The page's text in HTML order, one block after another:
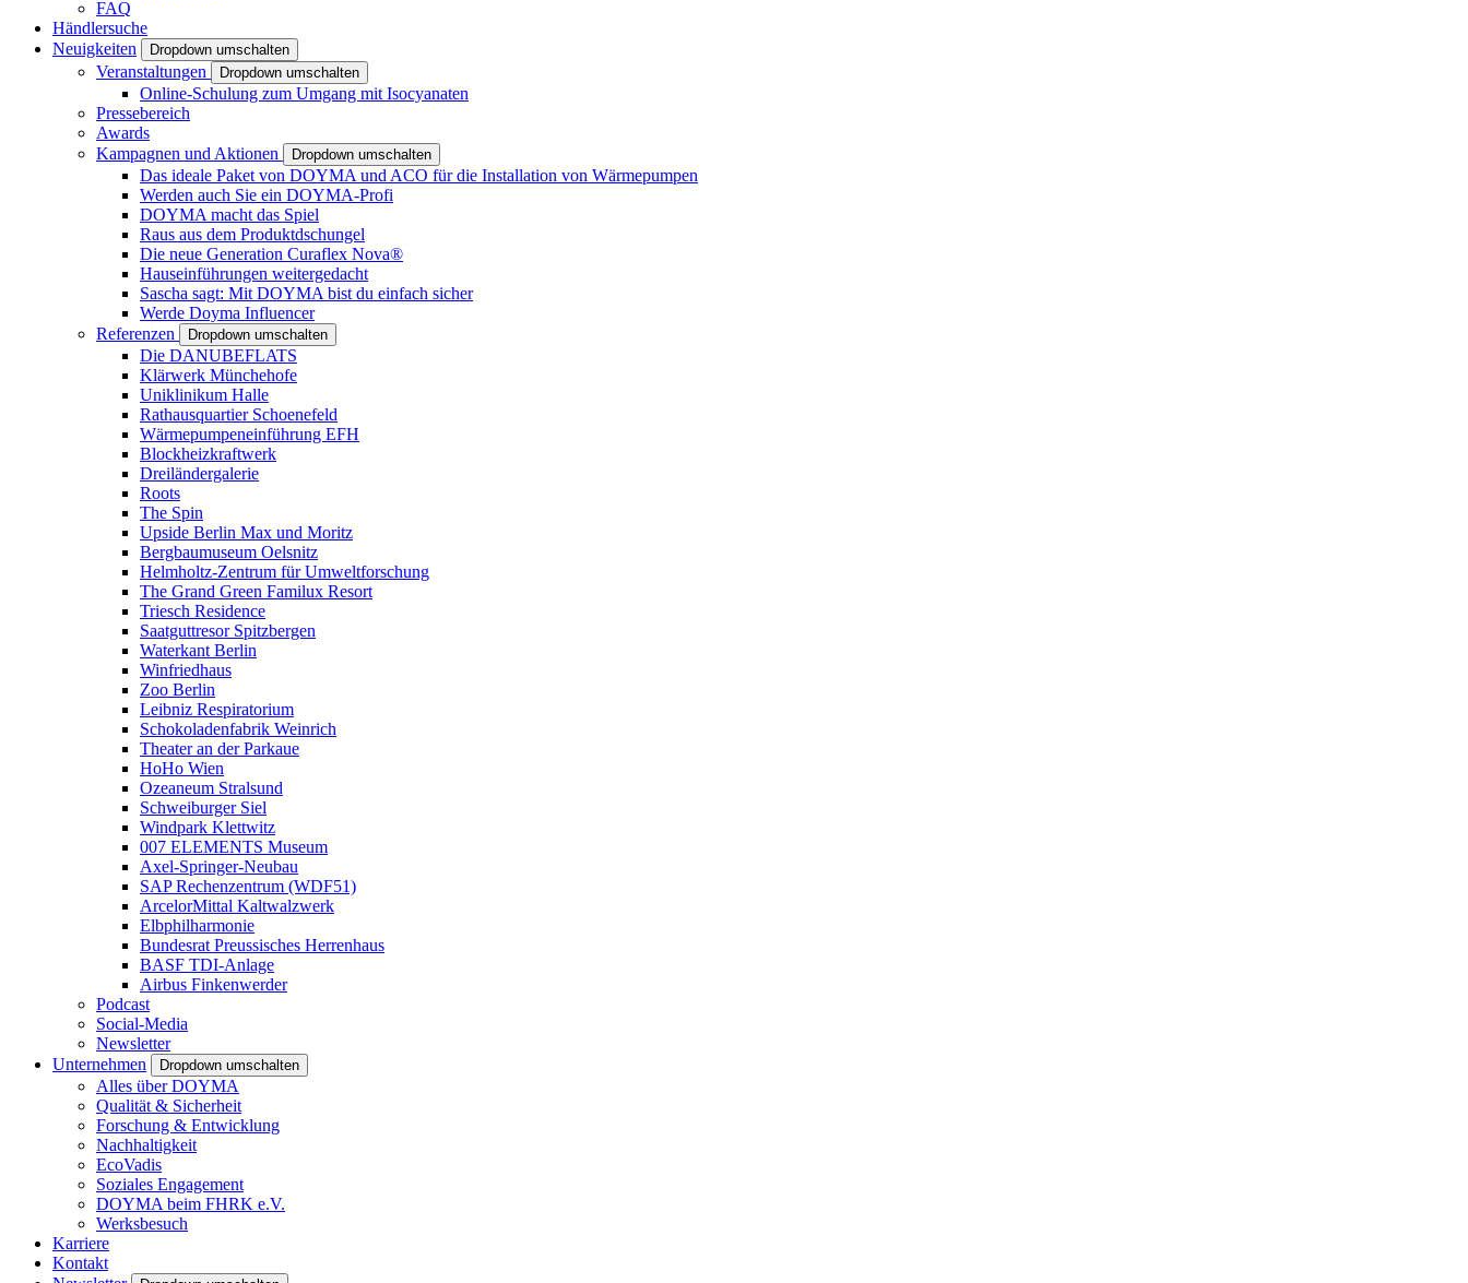
FAQ
Händlersuche
Neuigkeiten
Dropdown umschalten
Veranstaltungen Dropdown umschalten
Online-Schulung zum Umgang mit Isocyanaten
Pressebereich
Awards
Kampagnen und Aktionen
Dropdown umschalten
Das ideale Paket von DOYMA und ACO für die Installation von Wärmepumpen
Werden auch Sie ein DOYMA-Profi
DOYMA macht das Spiel
Raus aus dem Produktdschungel
Die neue Generation Curaflex Nova®
Hauseinführungen weitergedacht
Sascha sagt: Mit DOYMA bist du einfach sicher
Werde Doyma Influencer
Referenzen
Dropdown umschalten
Die DANUBEFLATS
Klärwerk Münchehofe
Uniklinikum Halle
Rathausquartier Schoenefeld
Wärmepumpeneinführung EFH
Blockheizkraftwerk
Dreiländergalerie
Roots
The Spin
Upside Berlin Max und Moritz
Bergbaumuseum Oelsnitz
Helmholtz-Zentrum für Umweltforschung
The Grand Green Familux Resort
Triesch Residence
Saatguttresor Spitzbergen
Waterkant Berlin
Winfriedhaus
Zoo Berlin
Leibniz Respiratorium
Schokoladenfabrik Weinrich
Theater an der Parkaue
HoHo Wien
Ozeaneum Stralsund
Schweiburger Siel
Windpark Klettwitz
007 ELEMENTS Museum
Axel-Springer-Neubau
SAP Rechenzentrum (WDF51)
ArcelorMittal Kaltwalzwerk
Elbphilharmonie
Bundesrat Preussisches Herrenhaus
BASF TDI-Anlage
Airbus Finkenwerder
Podcast
Social-Media
Newsletter
Unternehmen
Dropdown umschalten
Alles über DOYMA
Qualität & Sicherheit
Forschung & Entwicklung
Nachhaltigkeit
EcoVadis
Soziales Engagement
DOYMA beim FHRK e.V.
Werksbesuch
Karriere
Kontakt